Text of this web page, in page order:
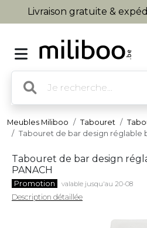
Livraison gratuite &
Meubles Miliboo Tabouret
Tabouret de bar design réglable
Tabouret de bar design
PANACH
Promotion valable jusqu'au 20-08
Description détaillée